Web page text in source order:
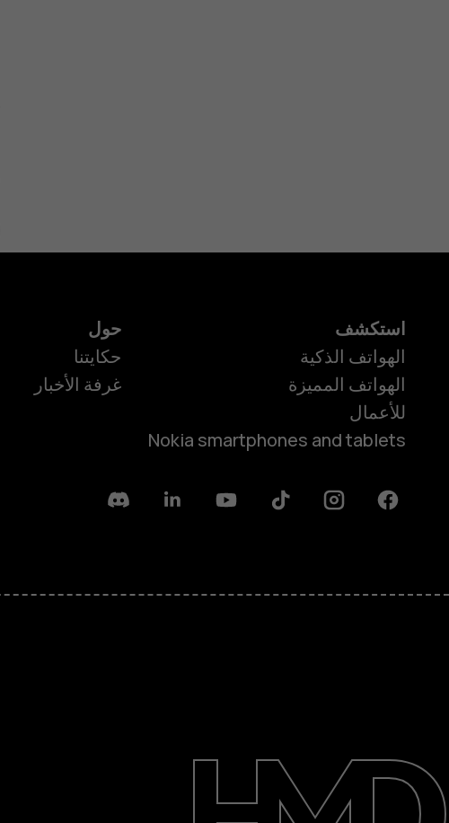
الدعم
English
استكشف
الهواتف الذكية
الهواتف المميزة
للأعمال
Nokia smartphones and tablets
حول
حكايتنا
غرفة الأخبار
Facebook
Instagram
Tiktok
Youtube
Linkedin
Discord